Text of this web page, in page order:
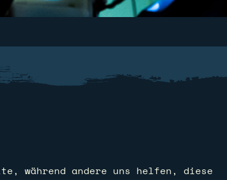
während andere uns helfen, diese